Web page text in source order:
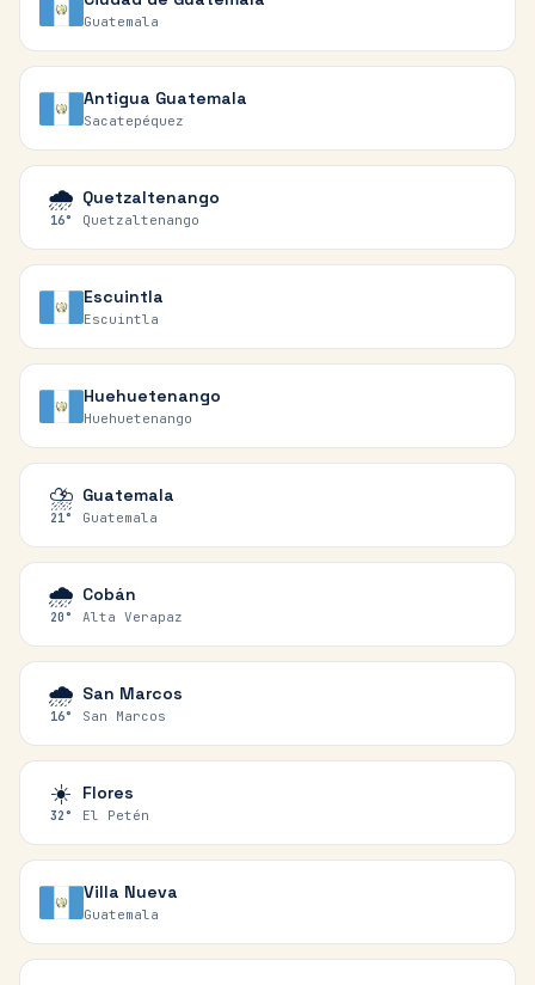
Guatemala
Antigua Guatemala
Sacatepéquez
🌧️
16°
Quetzaltenango
Quetzaltenango
Escuintla
Escuintla
Huehuetenango
Huehuetenango
⛈️
21°
Guatemala
Guatemala
🌧️
20°
Cobán
Alta Verapaz
🌧️
16°
San Marcos
San Marcos
☀️
32°
Flores
El Petén
Villa Nueva
Guatemala